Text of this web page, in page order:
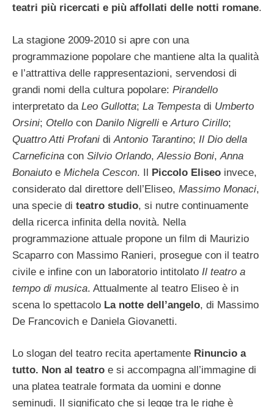
teatri più ricercati e più affollati delle notti romane.
La stagione 2009-2010 si apre con una
programmazione popolare che mantiene alta la qualità
e l’attrattiva delle rappresentazioni, servendosi di
grandi nomi della cultura popolare: Pirandello
interpretato da Leo Gullotta; La Tempesta di Umberto
Orsini; Otello con Danilo Nigrelli eArturo Cirillo;
Quattro Atti Profani diAntonio Tarantino; Il Dio della
Carneficina con Silvio Orlando,Alessio Boni,Anna
Bonaiuto e Michela Cescon. Il Piccolo Eliseo invece,
considerato dal direttore dell’Eliseo, Massimo Monaci,
una specie di teatro studio, si nutre continuamente
della ricerca infinita della novità. Nella
programmazione attuale propone un film di Maurizio
Scaparro con Massimo Ranieri, prosegue con il teatro
civile e infine con un laboratorio intitolato Il teatro a
tempo di musica. Attualmente al teatro Eliseo è in
scena lo spettacolo La notte dell’angelo, di Massimo
De Francovich e Daniela Giovanetti.
Lo slogan del teatro recita apertamente Rinuncio a
tutto. Non al teatro e si accompagna all’immagine di
una platea teatrale formata da uomini e donne
seminudi. Il significato che si legge tra le righe è